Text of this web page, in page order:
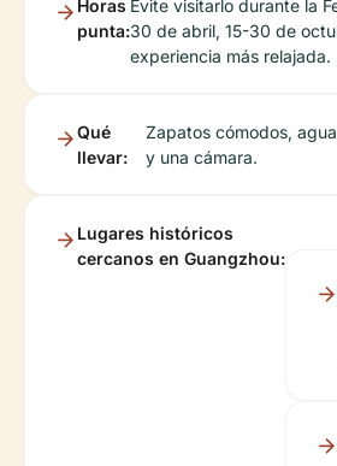
Horas
punta:
Evite visitarlo durante la
30 de abril, 15-30 de
experiencia más relajada.
Qué
llevar:
Zapatos cómodos,
y una cámara.
Lugares históricos
cercanos en Guangzhou: